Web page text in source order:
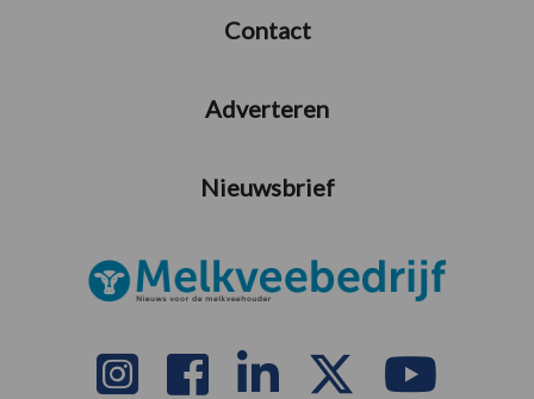
Contact
Adverteren
Nieuwsbrief